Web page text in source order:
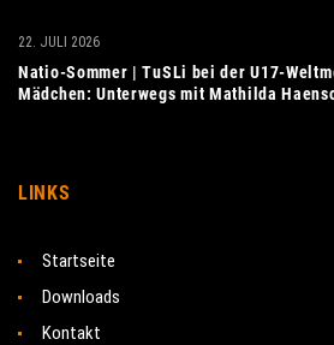
Natio-Sommer | TuSLi bei der U17-
Mädchen: Unterwegs mit Mathilda
22. JULI 2026
LINKS
Startseite
Downloads
Kontakt